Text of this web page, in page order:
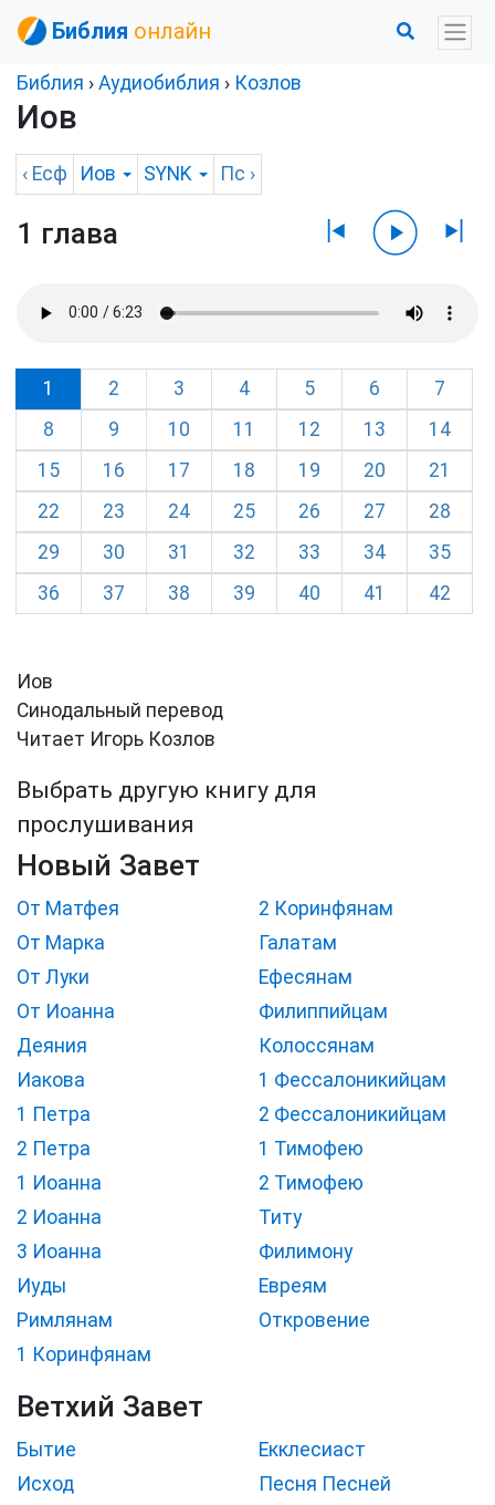
Библия онлайн
Библия › Аудиобиблия › Козлов
Иов
‹ Есф Иов SYNK Пс ›
1 глава
1 2 3 4 5 6
7
8
9 10 11 12 13
14
15
16 17 18 19 20
21
22
23 24 25 26 27
28
29
30 31 32 33 34
35
36
37 38 39 40 41 42
Иов
Синодальный перевод
Читает Игорь Козлов
Выбрать другую книгу для
прослушивания
Новый Завет
От Матфея
От Марка
От Луки
От Иоанна
Деяния
Иакова
1 Петра
2 Петра
1 Иоанна
2 Иоанна
3 Иоанна
Иуды
Римлянам
1 Коринфянам
2 Коринфянам
Галатам
Ефесянам
Филиппийцам
Колоссянам
1 Фессалоникийцам
2 Фессалоникийцам
1 Тимофею
2 Тимофею
Титу
Филимону
Евреям
Откровение
Ветхий Завет
Бытие
Исход
Екклесиаст
Песня Песней